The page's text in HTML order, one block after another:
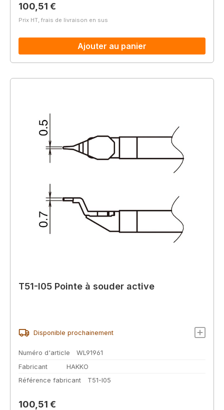
Prix régulier :
100,51 €
Prix HT, frais de livraison en sus
Ajouter au panier
T51-I05 Pointe à souder active
Disponible prochainement
Numéro d'article
WL91961
Fabricant
HAKKO
Référence fabricant
T51-I05
Prix régulier :
100,51 €